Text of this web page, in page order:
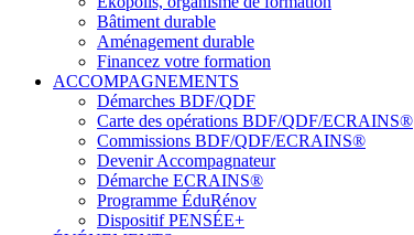
Bâtiment durable
Aménagement durable
Financez votre formation
ACCOMPAGNEMENTS
Démarches BDF/QDF
Carte des opérations BDF/QDF/ECRAINS®
Commissions BDF/QDF/ECRAINS®
Devenir Accompagnateur
Démarche ECRAINS®
Programme ÉduRénov
Dispositif PENSÉE+